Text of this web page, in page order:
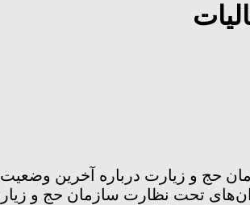
و زیارت درباره آخرین وضعیت
۴۱۵ هزار نفر از طریق کاروان‌های تحت